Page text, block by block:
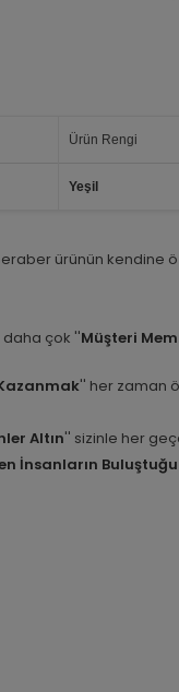
Ürün Rengi
Yeşil
ürünün kendine
çok ''Müşteri
'' her zaman
Altın'' sizinle her
İnsanların